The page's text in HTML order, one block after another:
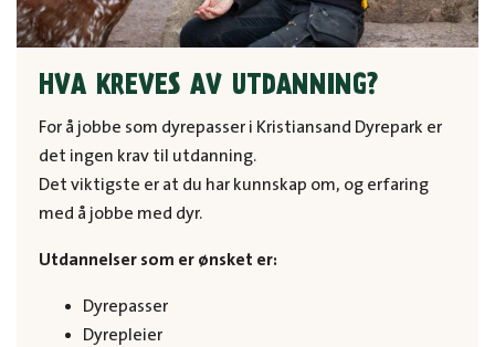
HVA KREVES AV UTDANNING?
For å jobbe som dyrepasser i Kristiansand Dyrepark er
det ingen krav til utdanning.
Det viktigste er at du har kunnskap om, og erfaring
med å jobbe med dyr.
Utdannelser som er ønsket er:
Dyrepasser
Dyrepleier